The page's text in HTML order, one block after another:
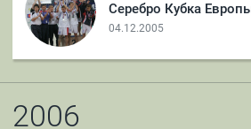
Серебро Кубка
04.12.2005
2006